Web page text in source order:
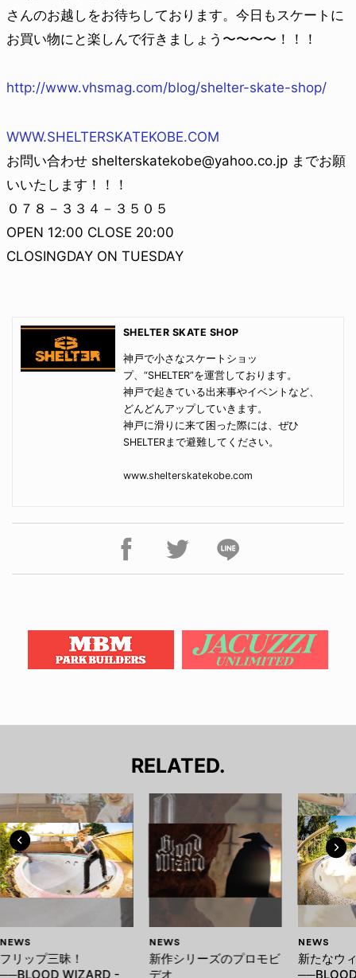
さんのお越しをお待ちしております。今日もスケートに
お買い物にと楽しんで行きましょう〜〜〜〜！！！
http://www.vhsmag.com/blog/shelter-skate-shop/
WWW.SHELTERSKATEKOBE.COM
お問い合わせ shelterskatekobe@yahoo.co.jp までお願
いいたします！！！
０７８－３３４－３５０５
OPEN 12:00 CLOSE 20:00
CLOSINGDAY ON TUESDAY
SHELTER SKATE SHOP
神戸で小さなスケートショッ
プ、“SHELTER”を運営しております。
神戸で起きている出来事やイベントなど、
どんどんアップしていきます。
神戸に滑りに来て困った際には、ぜひ
SHELTERまで避難してください。
www.shelterskatekobe.com
RELATED.
NEWS
フリップ三昧！
──BLOOD WIZARD -
NEWS
新作シリーズのプロモビ
デオ
NEWS
新たなウ